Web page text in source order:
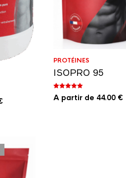
PROTÉINES
ISOPRO 95
Note
5.00
A partir de 44.00 €